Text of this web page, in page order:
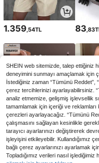
1.359,54TL 83
312 ,72TL -2%
SHEIN web sitemizde, talep ettiğiniz
deneyimini sunmayı amaçlamak için
İstediğiniz zaman “Tümünü Reddet”,
çerez tercihlerinizi ayarlayabilirsiniz.
analiz etmemize, gelişmiş işlevsellik
tamamlamak için içeriği ve reklamları
çerezleri ayarlayacağız. “Tümünü
çalışmasını sağlayan kesinlikle
tarayıcı ayarlarınızı değiştirerek
işleyişini etkileyebilir. Kullandığımız
bağlı çerez ayarlarınızı ayarlamak
Topladığımız verileri nasıl